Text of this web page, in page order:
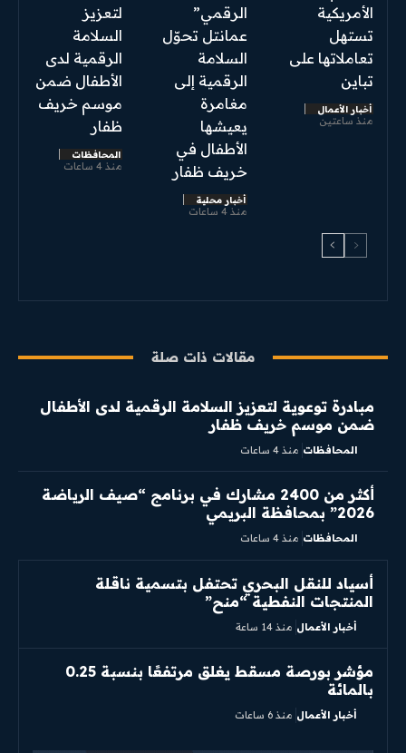
الأمريكية
تستهل
تعاملاتها على
تباين
أخبار الأعمال
منذ ساعتين
الرقمي”
عمانتل تحوّل
السلامة
الرقمية إلى
مغامرة
يعيشها
الأطفال في
خريف ظفار
أخبار محلية
منذ 4 ساعات
لتعزيز
السلامة
الرقمية لدى
الأطفال ضمن
موسم خريف
ظفار
المحافظات
منذ 4 ساعات
مقالات ذات صلة
مبادرة توعوية لتعزيز السلامة الرقمية لدى الأطفال
ضمن موسم خريف ظفار
المحافظات منذ 4 ساعات
أكثر من 2400 مشارك في برنامج “صيف الرياضة
2026” بمحافظة البريمي
المحافظات منذ 4 ساعات
أسياد للنقل البحري تحتفل بتسمية ناقلة
المنتجات النفطية “منح”
أخبار الأعمال منذ 14 ساعة
مؤشر بورصة مسقط يغلق مرتفعًا بنسبة 0.25
بالمائة
أخبار الأعمال منذ 6 ساعات